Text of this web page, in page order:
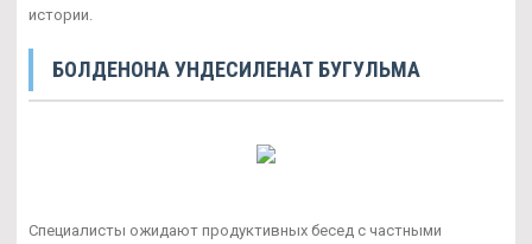
истории.
БОЛДЕНОНА УНДЕСИЛЕНАТ БУГУЛЬМА
Специалисты ожидают продуктивных бесед с частными